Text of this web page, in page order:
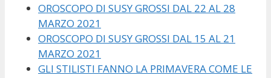
OROSCOPO DI SUSY GROSSI DAL 22 AL 28
MARZO 2021
OROSCOPO DI SUSY GROSSI DAL 15 AL 21
MARZO 2021
GLI STILISTI FANNO LA PRIMAVERA COME LE